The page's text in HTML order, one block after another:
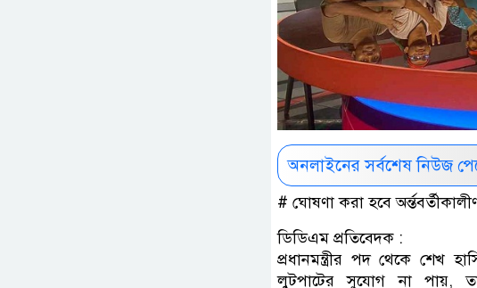
অনলাইনের সর্বশেষ নিউজ
# ঘোষণা করা হবে
ডিডিএম প্রতিবেদক :
প্রধানমন্ত্রীর পদ থেকে শেখ
লুটপাটের সুযোগ না পায়, তা